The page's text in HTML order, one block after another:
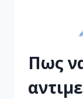
Πως